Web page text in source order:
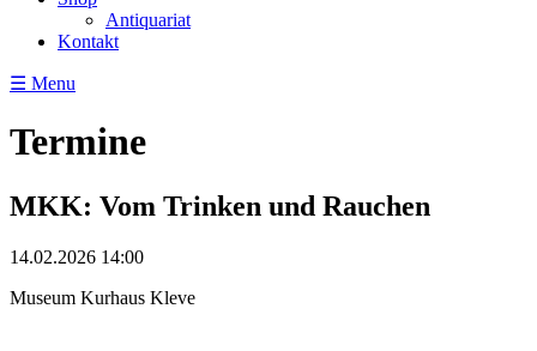
Antiquariat
Kontakt
☰ Menu
Termine
MKK: Vom Trinken und Rauchen
14.02.2026 14:00
Museum Kurhaus Kleve